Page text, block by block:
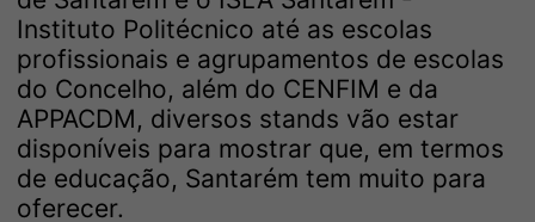
Instituto Politécnico até as escolas
profissionais e agrupamentos de escolas
do Concelho, além do CENFIM e da
APPACDM, diversos stands vão estar
disponíveis para mostrar que, em termos
de educação, Santarém tem muito para
oferecer.